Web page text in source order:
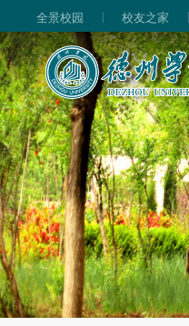
全景校园 | 校友之家 |